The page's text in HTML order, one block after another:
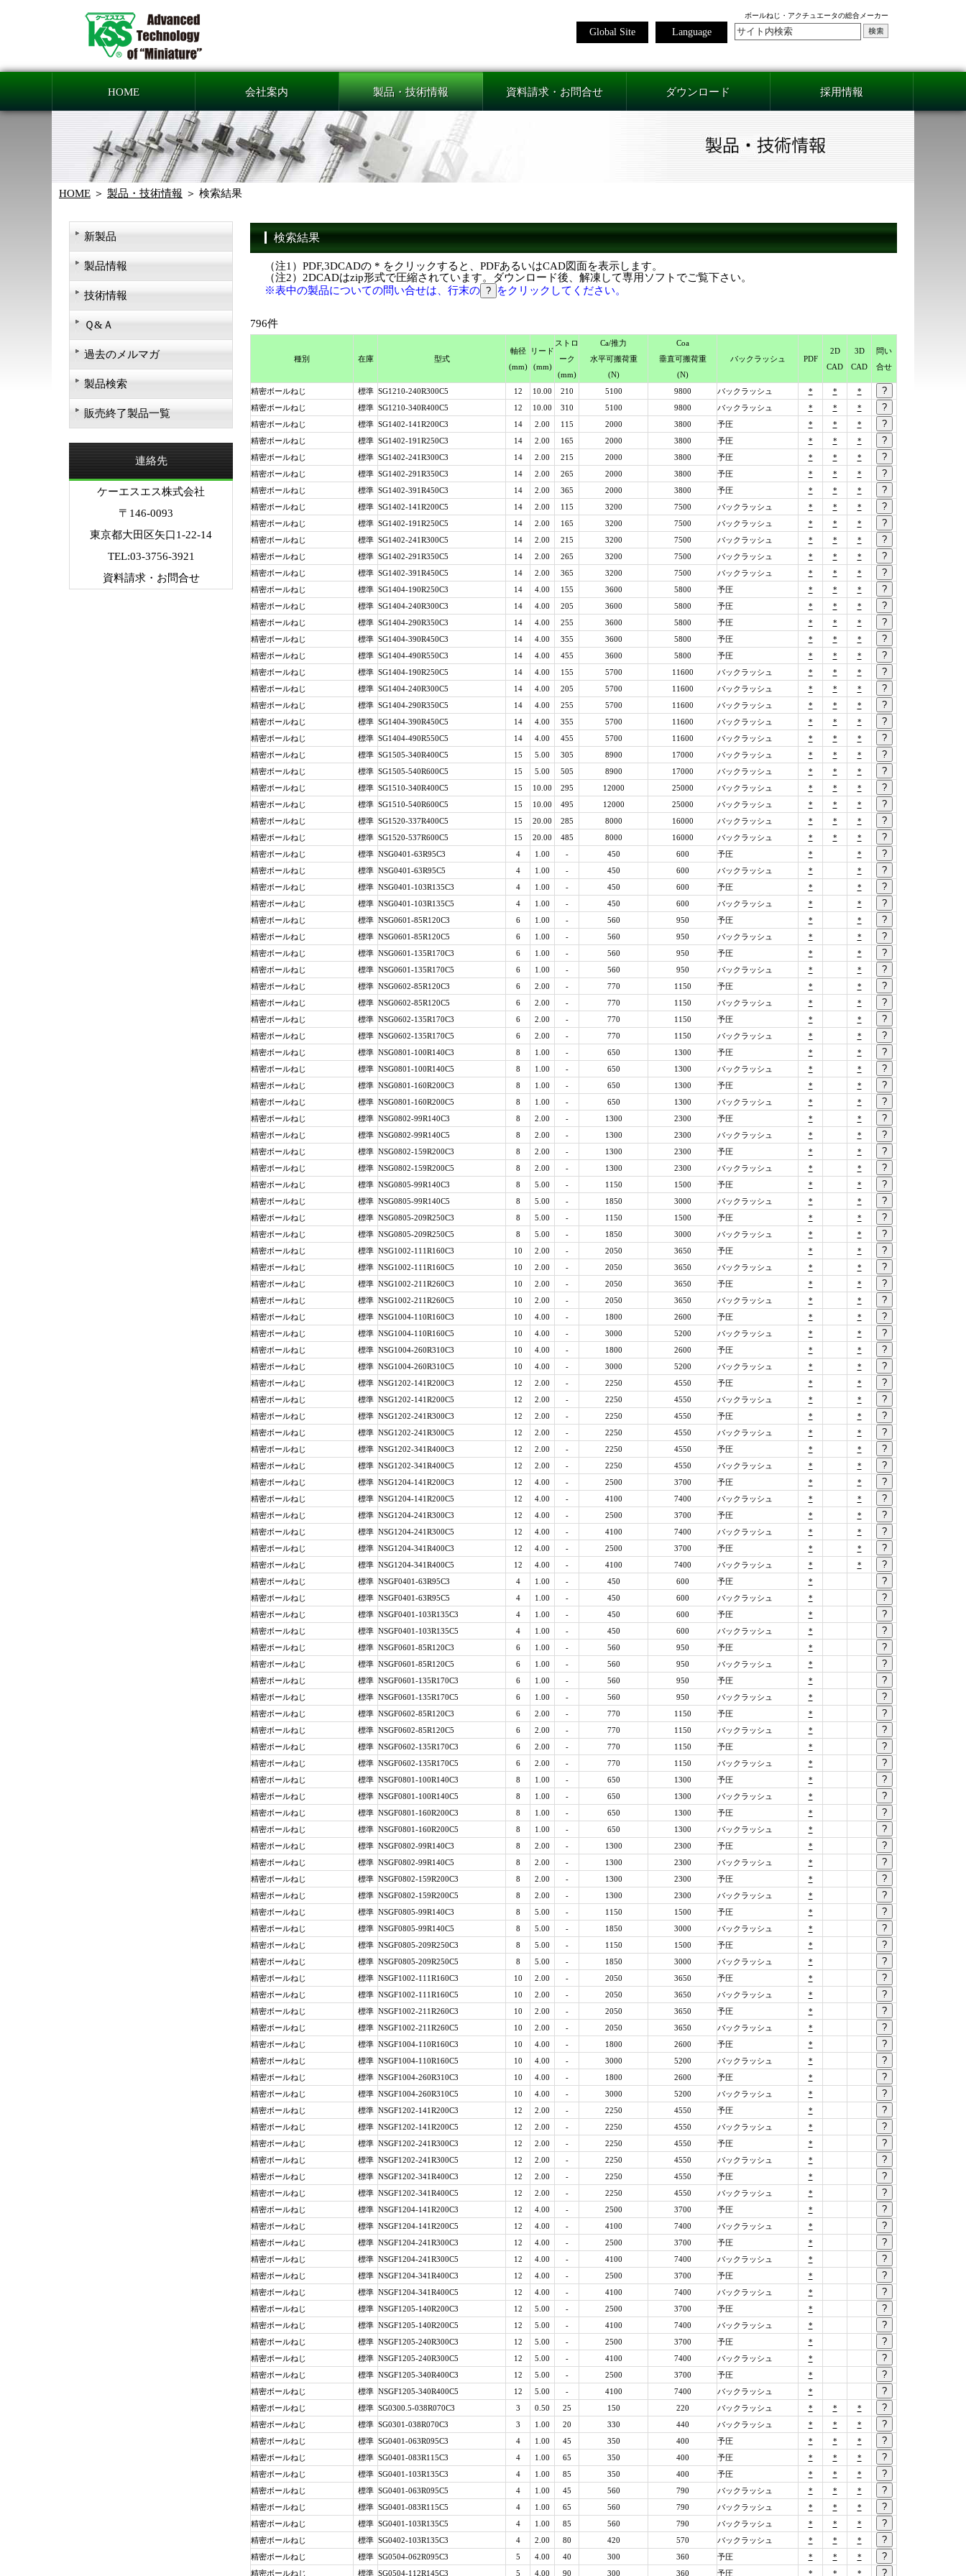
ボールねじ・アクチュエータの総合メーカー
Language
Global Site
HOME 会社案内 製品・技術情報 資料請求・お問合せ ダウンロード 採用情報
HOME 製品・技術情報 検索結果
検索結果
（注1）PDF,3DCADの * をクリックすると、PDFあるいはCAD図面を表示します。
（注2）2DCADはzip形式で圧縮されています。ダウンロード後、解凍して専用ソフトでご覧下さい。
※表中の製品についての問い合せは、行末の
をクリックしてください。
796件
種別 在庫 型式
軸径
(mm)
リード
(mm)
スト ロ
ーク
(mm)
Ca/推力
水平可搬荷重
(N)
Coa
垂直可搬荷重
(N)
バック ラッシュ PDF
2D
CAD
3D
CAD
問い
合せ
精密ボールねじ 標準 SG1210-240R300C5 12 10.00 210 5100 9800 バックラッシュ * *
*
精密ボールねじ
標準 SG1210-340R400C5 12 10.00 310 5100 9800 バックラッシュ * *
*
精密ボールねじ
標準 SG1402-141R200C3 14 2.00 115 2000 3800 予圧 * *
*
精密ボールねじ
標準 SG1402-191R250C3 14 2.00 165 2000 3800 予圧 * *
*
精密ボールねじ
標準 SG1402-241R300C3 14 2.00 215 2000 3800 予圧 * *
*
精密ボールねじ
標準 SG1402-291R350C3 14 2.00 265 2000 3800 予圧 * *
*
精密ボールねじ
標準 SG1402-391R450C3 14 2.00 365 2000 3800 予圧 * *
*
精密ボールねじ
標準 SG1402-141R200C5 14 2.00 115 3200 7500 バックラッシュ * *
*
精密ボールねじ
標準 SG1402-191R250C5 14 2.00 165 3200 7500 バックラッシュ * *
*
精密ボールねじ
標準 SG1402-241R300C5 14 2.00 215 3200 7500 バックラッシュ * *
*
精密ボールねじ
標準 SG1402-291R350C5 14 2.00 265 3200 7500 バックラッシュ * *
*
精密ボールねじ
標準 SG1402-391R450C5 14 2.00 365 3200 7500 バックラッシュ * *
*
精密ボールねじ
標準 SG1404-190R250C3 14 4.00 155 3600 5800 予圧 * *
*
精密ボールねじ
標準 SG1404-240R300C3 14 4.00 205 3600 5800 予圧 * *
*
精密ボールねじ
標準 SG1404-290R350C3 14 4.00 255 3600 5800 予圧 * *
*
精密ボールねじ
標準 SG1404-390R450C3 14 4.00 355 3600 5800 予圧 * *
*
精密ボールねじ
標準 SG1404-490R550C3 14 4.00 455 3600 5800 予圧 * *
*
精密ボールねじ
標準 SG1404-190R250C5 14 4.00 155 5700 11600 バックラッシュ * *
*
精密ボールねじ
標準 SG1404-240R300C5 14 4.00 205 5700 11600 バックラッシュ * *
*
精密ボールねじ
標準 SG1404-290R350C5 14 4.00 255 5700 11600 バックラッシュ * *
*
精密ボールねじ
標準 SG1404-390R450C5 14 4.00 355 5700 11600 バックラッシュ * *
*
精密ボールねじ
標準 SG1404-490R550C5 14 4.00 455 5700 11600 バックラッシュ * *
*
精密ボールねじ
標準 SG1505-340R400C5 15 5.00 305 8900 17000 バックラッシュ * *
*
精密ボールねじ
標準 SG1505-540R600C5 15 5.00 505 8900 17000 バックラッシュ * *
*
精密ボールねじ
標準 SG1510-340R400C5 15 10.00 295 12000 25000 バックラッシュ * *
*
精密ボールねじ
標準 SG1510-540R600C5 15 10.00 495 12000 25000 バックラッシュ * *
*
精密ボールねじ
標準 SG1520-337R400C5 15 20.00 285 8000 16000 バックラッシュ * *
*
精密ボールねじ
標準 SG1520-537R600C5 15 20.00 485 8000 16000 バックラッシュ * *
*
精密ボールねじ
標準 NSG0401-63R95C3 4 1.00 - 450 600 予圧 *
*
精密ボールねじ
標準 NSG0401-63R95C5 4 1.00 - 450 600 バックラッシュ *
*
精密ボールねじ
標準 NSG0401-103R135C3 4 1.00 - 450 600 予圧 *
*
精密ボールねじ
標準 NSG0401-103R135C5 4 1.00 - 450 600 バックラッシュ *
*
精密ボールねじ
標準 NSG0601-85R120C3 6 1.00 - 560 950 予圧 *
*
精密ボールねじ
標準 NSG0601-85R120C5 6 1.00 - 560 950 バックラッシュ *
*
精密ボールねじ
標準 NSG0601-135R170C3 6 1.00 - 560 950 予圧 *
*
精密ボールねじ
標準 NSG0601-135R170C5 6 1.00 - 560 950 バックラッシュ *
*
精密ボールねじ
標準 NSG0602-85R120C3 6 2.00 - 770 1150 予圧 *
*
精密ボールねじ
標準 NSG0602-85R120C5 6 2.00 - 770 1150 バックラッシュ *
*
精密ボールねじ
標準 NSG0602-135R170C3 6 2.00 - 770 1150 予圧 *
*
精密ボールねじ
標準 NSG0602-135R170C5 6 2.00 - 770 1150 バックラッシュ *
*
精密ボールねじ
標準 NSG0801-100R140C3 8 1.00 - 650 1300 予圧 *
*
精密ボールねじ
標準 NSG0801-100R140C5 8 1.00 - 650 1300 バックラッシュ *
*
精密ボールねじ
標準 NSG0801-160R200C3 8 1.00 - 650 1300 予圧 *
*
精密ボールねじ
標準 NSG0801-160R200C5 8 1.00 - 650 1300 バックラッシュ *
*
精密ボールねじ
標準 NSG0802-99R140C3 8 2.00 - 1300 2300 予圧 *
*
精密ボールねじ
標準 NSG0802-99R140C5 8 2.00 - 1300 2300 バックラッシュ *
*
精密ボールねじ
標準 NSG0802-159R200C3 8 2.00 - 1300 2300 予圧 *
*
精密ボールねじ
標準 NSG0802-159R200C5 8 2.00 - 1300 2300 バックラッシュ *
*
精密ボールねじ
標準 NSG0805-99R140C3 8 5.00 - 1150 1500 予圧 *
*
精密ボールねじ
標準 NSG0805-99R140C5 8 5.00 - 1850 3000 バックラッシュ *
*
精密ボールねじ
標準 NSG0805-209R250C3 8 5.00 - 1150 1500 予圧 *
*
精密ボールねじ
標準 NSG0805-209R250C5 8 5.00 - 1850 3000 バックラッシュ *
*
精密ボールねじ
標準 NSG1002-111R160C3 10 2.00 - 2050 3650 予圧 *
*
精密ボールねじ
標準 NSG1002-111R160C5 10 2.00 - 2050 3650 バックラッシュ *
*
精密ボールねじ
標準 NSG1002-211R260C3 10 2.00 - 2050 3650 予圧 *
*
精密ボールねじ
標準 NSG1002-211R260C5 10 2.00 - 2050 3650 バックラッシュ *
*
精密ボールねじ
標準 NSG1004-110R160C3 10 4.00 - 1800 2600 予圧 *
*
精密ボールねじ
標準 NSG1004-110R160C5 10 4.00 - 3000 5200 バックラッシュ *
*
精密ボールねじ
標準 NSG1004-260R310C3 10 4.00 - 1800 2600 予圧 *
*
精密ボールねじ
標準 NSG1004-260R310C5 10 4.00 - 3000 5200 バックラッシュ *
*
精密ボールねじ
標準 NSG1202-141R200C3 12 2.00 - 2250 4550 予圧 *
*
精密ボールねじ
標準 NSG1202-141R200C5 12 2.00 - 2250 4550 バックラッシュ *
*
精密ボールねじ
標準 NSG1202-241R300C3 12 2.00 - 2250 4550 予圧 *
*
精密ボールねじ
標準 NSG1202-241R300C5 12 2.00 - 2250 4550 バックラッシュ *
*
精密ボールねじ
標準 NSG1202-341R400C3 12 2.00 - 2250 4550 予圧 *
*
精密ボールねじ
標準 NSG1202-341R400C5 12 2.00 - 2250 4550 バックラッシュ *
*
精密ボールねじ
標準 NSG1204-141R200C3 12 4.00 - 2500 3700 予圧 *
*
精密ボールねじ
標準 NSG1204-141R200C5 12 4.00 - 4100 7400 バックラッシュ *
*
精密ボールねじ
標準 NSG1204-241R300C3 12 4.00 - 2500 3700 予圧 *
*
精密ボールねじ
標準 NSG1204-241R300C5 12 4.00 - 4100 7400 バックラッシュ *
*
精密ボールねじ
標準 NSG1204-341R400C3 12 4.00 - 2500 3700 予圧 *
*
精密ボールねじ
標準 NSG1204-341R400C5 12 4.00 - 4100 7400 バックラッシュ *
*
精密ボールねじ
標準 NSGF0401-63R95C3 4 1.00 - 450 600 予圧
*
精密ボールねじ
標準 NSGF0401-63R95C5 4 1.00 - 450 600 バックラッシュ
*
精密ボールねじ
標準 NSGF0401-103R135C3 4 1.00 - 450 600 予圧
*
精密ボールねじ
標準 NSGF0401-103R135C5 4 1.00 - 450 600 バックラッシュ
*
精密ボールねじ
標準 NSGF0601-85R120C3 6 1.00 - 560 950 予圧
*
精密ボールねじ
標準 NSGF0601-85R120C5 6 1.00 - 560 950 バックラッシュ
*
精密ボールねじ
標準 NSGF0601-135R170C3 6 1.00 - 560 950 予圧
*
精密ボールねじ
標準 NSGF0601-135R170C5 6 1.00 - 560 950 バックラッシュ
*
精密ボールねじ
標準 NSGF0602-85R120C3 6 2.00 - 770 1150 予圧
*
精密ボールねじ
標準 NSGF0602-85R120C5 6 2.00 - 770 1150 バックラッシュ
*
精密ボールねじ
標準 NSGF0602-135R170C3 6 2.00 - 770 1150 予圧
*
精密ボールねじ
標準 NSGF0602-135R170C5 6 2.00 - 770 1150 バックラッシュ
*
精密ボールねじ
標準 NSGF0801-100R140C3 8 1.00 - 650 1300 予圧
*
精密ボールねじ
標準 NSGF0801-100R140C5 8 1.00 - 650 1300 バックラッシュ
*
精密ボールねじ
標準 NSGF0801-160R200C3 8 1.00 - 650 1300 予圧
*
精密ボールねじ
標準 NSGF0801-160R200C5 8 1.00 - 650 1300 バックラッシュ
*
精密ボールねじ
標準 NSGF0802-99R140C3 8 2.00 - 1300 2300 予圧
*
精密ボールねじ
標準 NSGF0802-99R140C5 8 2.00 - 1300 2300 バックラッシュ
*
精密ボールねじ
標準 NSGF0802-159R200C3 8 2.00 - 1300 2300 予圧
*
精密ボールねじ
標準 NSGF0802-159R200C5 8 2.00 - 1300 2300 バックラッシュ
*
精密ボールねじ
標準 NSGF0805-99R140C3 8 5.00 - 1150 1500 予圧
*
精密ボールねじ
標準 NSGF0805-99R140C5 8 5.00 - 1850 3000 バックラッシュ
*
精密ボールねじ
標準 NSGF0805-209R250C3 8 5.00 - 1150 1500 予圧
*
精密ボールねじ
標準 NSGF0805-209R250C5 8 5.00 - 1850 3000 バックラッシュ
*
精密ボールねじ
標準 NSGF1002-111R160C3 10 2.00 - 2050 3650 予圧
*
精密ボールねじ
標準 NSGF1002-111R160C5 10 2.00 - 2050 3650 バックラッシュ
*
精密ボールねじ
標準 NSGF1002-211R260C3 10 2.00 - 2050 3650 予圧
*
精密ボールねじ
標準 NSGF1002-211R260C5 10 2.00 - 2050 3650 バックラッシュ
*
精密ボールねじ
標準 NSGF1004-110R160C3 10 4.00 - 1800 2600 予圧
*
精密ボールねじ
標準 NSGF1004-110R160C5 10 4.00 - 3000 5200 バックラッシュ
*
精密ボールねじ
標準 NSGF1004-260R310C3 10 4.00 - 1800 2600 予圧
*
精密ボールねじ
標準 NSGF1004-260R310C5 10 4.00 - 3000 5200 バックラッシュ
*
精密ボールねじ
標準 NSGF1202-141R200C3 12 2.00 - 2250 4550 予圧
*
精密ボールねじ
標準 NSGF1202-141R200C5 12 2.00 - 2250 4550 バックラッシュ
*
精密ボールねじ
標準 NSGF1202-241R300C3 12 2.00 - 2250 4550 予圧
*
精密ボールねじ
標準 NSGF1202-241R300C5 12 2.00 - 2250 4550 バックラッシュ
*
精密ボールねじ
標準 NSGF1202-341R400C3 12 2.00 - 2250 4550 予圧
*
精密ボールねじ
標準 NSGF1202-341R400C5 12 2.00 - 2250 4550 バックラッシュ
*
精密ボールねじ
標準 NSGF1204-141R200C3 12 4.00 - 2500 3700 予圧
*
精密ボールねじ
標準 NSGF1204-141R200C5 12 4.00 - 4100 7400 バックラッシュ
*
精密ボールねじ
標準 NSGF1204-241R300C3 12 4.00 - 2500 3700 予圧
*
精密ボールねじ
標準 NSGF1204-241R300C5 12 4.00 - 4100 7400 バックラッシュ
*
精密ボールねじ
標準 NSGF1204-341R400C3 12 4.00 - 2500 3700 予圧
*
精密ボールねじ
標準 NSGF1204-341R400C5 12 4.00 - 4100 7400 バックラッシュ
*
精密ボールねじ
標準 NSGF1205-140R200C3 12 5.00 - 2500 3700 予圧
*
精密ボールねじ
標準 NSGF1205-140R200C5 12 5.00 - 4100 7400 バックラッシュ
*
精密ボールねじ
標準 NSGF1205-240R300C3 12 5.00 - 2500 3700 予圧
*
精密ボールねじ
標準 NSGF1205-240R300C5 12 5.00 - 4100 7400 バックラッシュ
*
精密ボールねじ
標準 NSGF1205-340R400C3 12 5.00 - 2500 3700 予圧
*
精密ボールねじ
標準 NSGF1205-340R400C5 12 5.00 - 4100 7400 バックラッシュ
*
精密ボールねじ
標準 SG0300.5-038R070C3 3 0.50 25 150 220 バックラッシュ * *
*
精密ボールねじ
標準 SG0301-038R070C3 3 1.00 20 330 440 バックラッシュ * *
*
精密ボールねじ
標準 SG0401-063R095C3 4 1.00 45 350 400 予圧 * *
*
精密ボールねじ
標準 SG0401-083R115C3 4 1.00 65 350 400 予圧 * *
*
精密ボールねじ
標準 SG0401-103R135C3 4 1.00 85 350 400 予圧 * *
*
精密ボールねじ
標準 SG0401-063R095C5 4 1.00 45 560 790 バックラッシュ * *
*
精密ボールねじ
標準 SG0401-083R115C5 4 1.00 65 560 790 バックラッシュ * *
*
精密ボールねじ
標準 SG0401-103R135C5 4 1.00 85 560 790 バックラッシュ * *
*
精密ボールねじ
標準 SG0402-103R135C3 4 2.00 80 420 570 バックラッシュ * *
*
精密ボールねじ
標準 SG0504-062R095C3 5 4.00 40 300 360 予圧 * *
*
精密ボールねじ
標準 SG0504-112R145C3 5 4.00 90 300 360 予圧 * * *
新製品
製品情報
技術情報
Ｑ&Ａ
過去のメルマガ
製品検索
販売終了製品一覧
連絡先
ケーエスエス株式会社
〒146-0093
東京都大田区矢口1-22-14
TEL:03-3756-3921
資料請求・お問合せ